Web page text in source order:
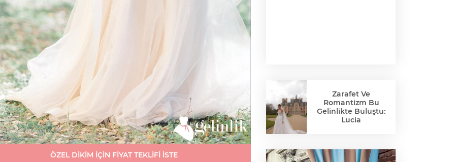
ÖZEL DİKİM İÇİN FİYAT TEKLİFİ İSTE
Zarafet Ve
Romantizm Bu
Gelinlikte Buluştu:
Lucia